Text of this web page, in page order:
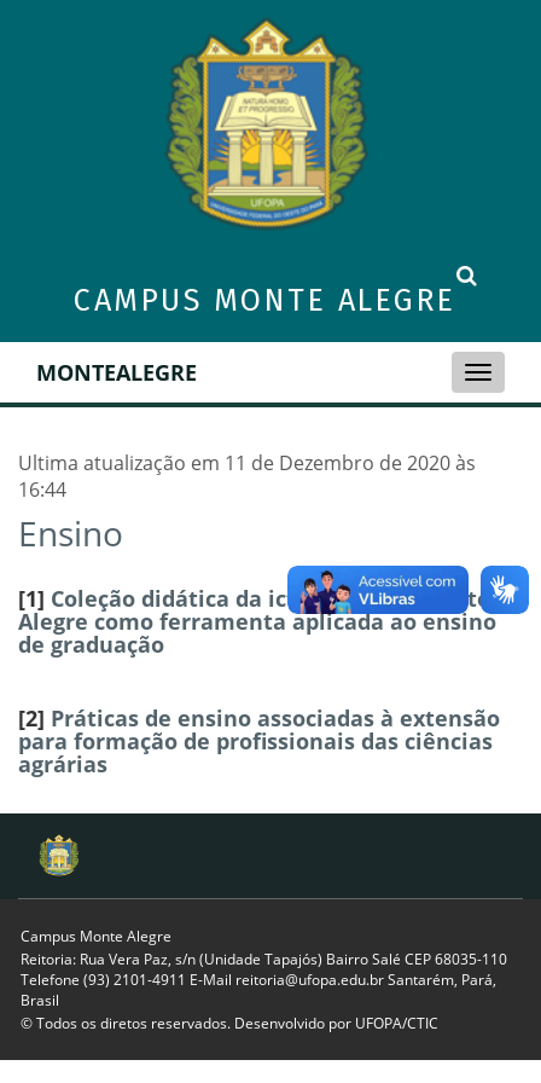
CAMPUS MONTE ALEGRE
Toggle
MONTEALEGRE
Ultima atualização em 11 de Dezembro de 2020 às
16:44
Ensino
[1] Coleção didática da ictiofauna de Monte
Alegre como ferramenta aplicada ao ensino
de graduação
[2] Práticas de ensino associadas à extensão
para formação de profissionais das ciências
agrárias
Campus Monte Alegre
Reitoria: Rua Vera Paz, s/n (Unidade Tapajós) Bairro Salé CEP 68035-110
Telefone (93) 2101-4911 E-Mail reitoria@ufopa.edu.br Santarém, Pará,
Brasil
© Todos os diretos reservados. Desenvolvido por UFOPA/CTIC